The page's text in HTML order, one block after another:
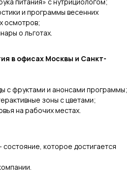
питания» с нутрициологом;
и программы весенних
осмотров;
о льготах.
в офисах Москвы и Санкт-
с фруктами и анонсами программы;
зоны с цветами;
на рабочих местах.
которое достигается